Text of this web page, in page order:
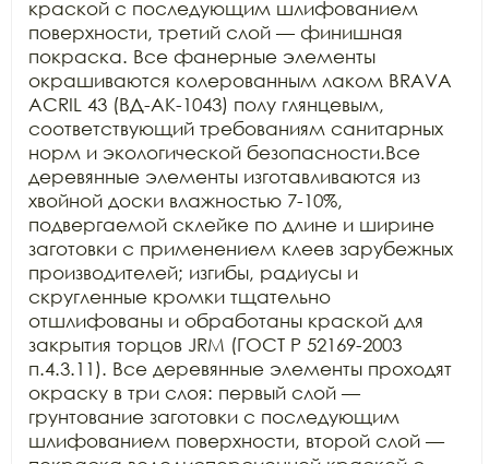
краской с последующим шлифованием
поверхности, третий слой — финишная
покраска. Все фанерные элементы
окрашиваются колерованным лаком BRAVA
ACRIL 43 (ВД-АК-1043) полу глянцевым,
соответствующий требованиям санитарных
норм и экологической безопасности.Все
деревянные элементы изготавливаются из
хвойной доски влажностью 7-10%,
подвергаемой склейке по длине и ширине
заготовки с применением клеев зарубежных
производителей; изгибы, радиусы и
скругленные кромки тщательно
отшлифованы и обработаны краской для
закрытия торцов JRM (ГОСТ Р 52169-2003
п.4.3.11). Все деревянные элементы проходят
окраску в три слоя: первый слой —
грунтование заготовки с последующим
шлифованием поверхности, второй слой —